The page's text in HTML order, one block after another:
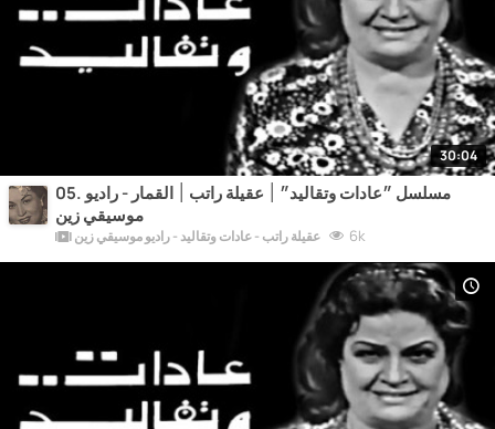
30:04
05. مسلسل ״عادات وتقاليد״ ׀ عقيلة راتب ׀ القمار - راديو
موسيقي زين
عقيلة راتب - عادات وتقاليد - راديو موسيقي زين 6k